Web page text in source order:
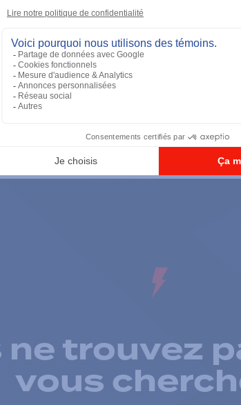
AVL Data Cable Kit Note:
module (RIM/RAM), and
connector for use with CM200
CM300 mobiles.
ne trouvez
vous